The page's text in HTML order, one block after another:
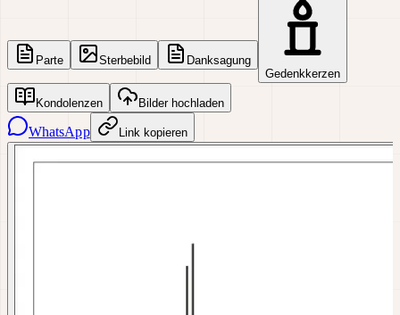
Parte Sterbebild
Danksagung
Gedenkkerzen
Kondolenzen Bilder hochladen
WhatsApp Link kopieren